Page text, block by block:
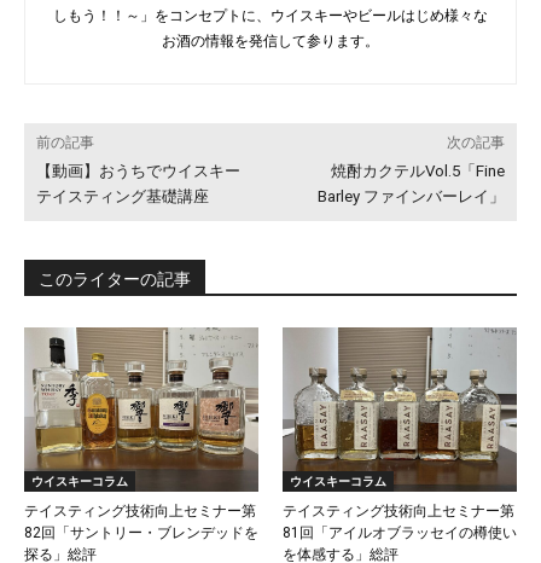
しもう！！～」をコンセプトに、ウイスキーやビールはじめ様々な
お酒の情報を発信して参ります。
前の記事
【動画】おうちでウイスキー
テイスティング基礎講座
次の記事
焼酎カクテルVol.5「Fine
Barley ファインバーレイ」
このライターの記事
ウイスキーコラム
テイスティング技術向上セミナー第
82回「サントリー・ブレンデッドを
探る」総評
ウイスキーコラム
テイスティング技術向上セミナー第
81回「アイルオブラッセイの樽使い
を体感する」総評